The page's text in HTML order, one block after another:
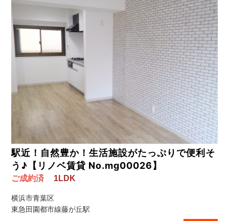
駅近！自然豊か！生活施設がたっぷりで便利そ
う♪【リノベ賃貸 No.mg00026】
ご成約済 1LDK
横浜市青葉区
東急田園都市線藤が丘駅